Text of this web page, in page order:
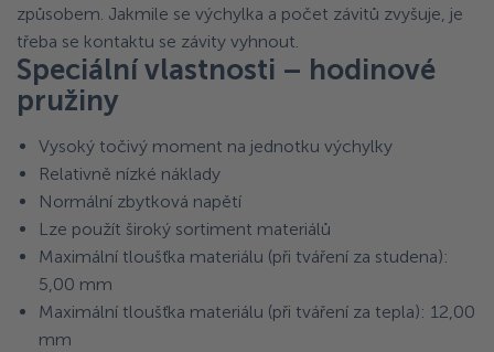
způsobem. Jakmile se výchylka a počet závitů zvyšuje, je
třeba se kontaktu se závity vyhnout.
Speciální vlastnosti – hodinové
pružiny
Vysoký točivý moment na jednotku výchylky
Relativně nízké náklady
Normální zbytková napětí
Lze použít široký sortiment materiálů
Maximální tloušťka materiálu (při tváření za studena):
5,00 mm
Maximální tloušťka materiálu (při tváření za tepla): 12,00
mm